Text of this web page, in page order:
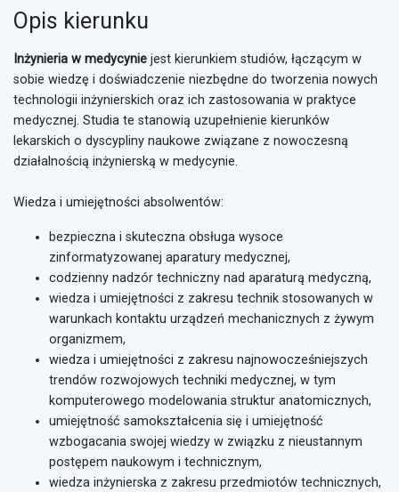
Opis kierunku
Inżynieria w medycynie jest kierunkiem studiów, łączącym w
sobie wiedzę i doświadczenie niezbędne do tworzenia nowych
technologii inżynierskich oraz ich zastosowania w praktyce
medycznej. Studia te stanowią uzupełnienie kierunków
lekarskich o dyscypliny naukowe związane z nowoczesną
działalnością inżynierską w medycynie.
Wiedza i umiejętności absolwentów:
bezpieczna i skuteczna obsługa wysoce
zinformatyzowanej aparatury medycznej,
codzienny nadzór techniczny nad aparaturą medyczną,
wiedza i umiejętności z zakresu technik stosowanych w
warunkach kontaktu urządzeń mechanicznych z żywym
organizmem,
wiedza i umiejętności z zakresu najnowocześniejszych
trendów rozwojowych techniki medycznej, w tym
komputerowego modelowania struktur anatomicznych,
umiejętność samokształcenia się i umiejętność
wzbogacania swojej wiedzy w związku z nieustannym
postępem naukowym i technicznym,
wiedza inżynierska z zakresu przedmiotów technicznych,